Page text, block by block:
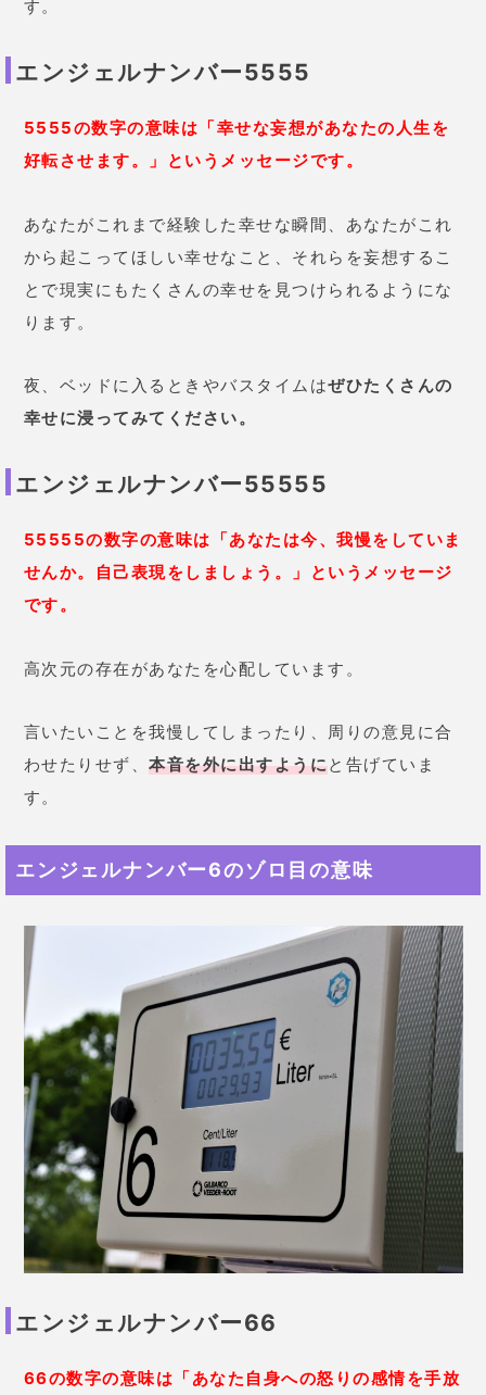
す。
エンジェルナンバー5555
5555の数字の意味は「幸せな妄想があなたの人生を
好転させます。」というメッセージです。
あなたがこれまで経験した幸せな瞬間、あなたがこれ
から起こってほしい幸せなこと、それらを妄想するこ
とで現実にもたくさんの幸せを見つけられるようにな
ります。
夜、ベッドに入るときやバスタイムはぜひたくさんの
幸せに浸ってみてください。
エンジェルナンバー55555
55555の数字の意味は「あなたは今、我慢をしていま
せんか。自己表現をしましょう。」というメッセージ
です。
高次元の存在があなたを心配しています。
言いたいことを我慢してしまったり、周りの意見に合
わせたりせず、 本音を外に出すようにと告げていま
す。
エンジェルナンバー6のゾロ目の意味
エンジェルナンバー66
66の数字の意味は「あなた自身への怒りの感情を手放